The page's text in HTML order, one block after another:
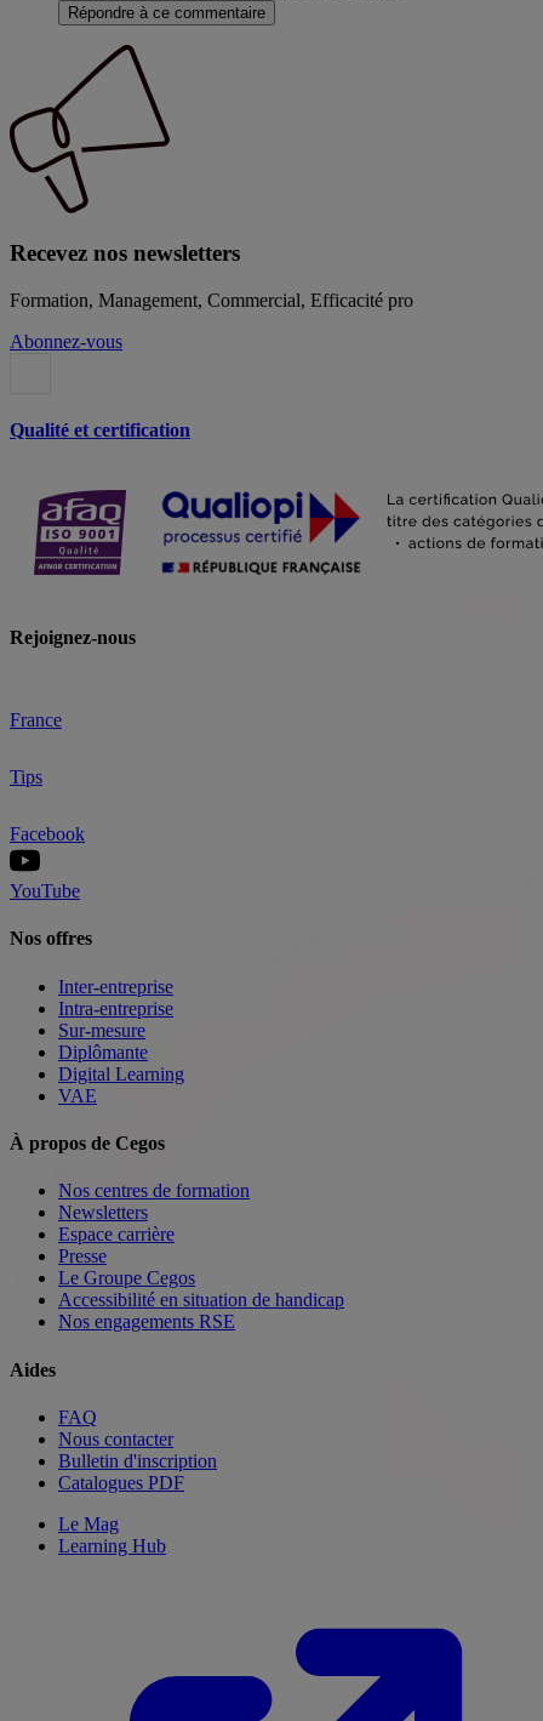
Répondre à ce commentaire
Recevez nos newsletters
Formation, Management, Commercial, Efficacité pro
Abonnez-vous
Qualité et certification
Rejoignez-nous
France
Tips
Facebook
YouTube
Nos offres
Inter-entreprise
Intra-entreprise
Sur-mesure
Diplômante
Digital Learning
VAE
À propos de Cegos
Nos centres de formation
Newsletters
Espace carrière
Presse
Le Groupe Cegos
Accessibilité en situation de handicap
Nos engagements RSE
Aides
FAQ
Nous contacter
Bulletin d'inscription
Catalogues PDF
Le Mag
Learning Hub